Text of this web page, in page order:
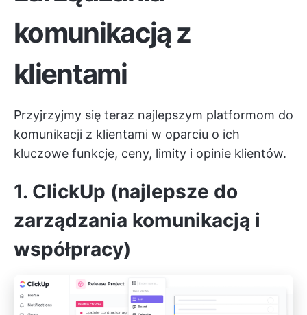
komunikacją z
klientami
Przyjrzyjmy się teraz najlepszym platformom do
komunikacji z klientami w oparciu o ich
kluczowe funkcje, ceny, limity i opinie klientów.
1. ClickUp (najlepsze do
zarządzania komunikacją i
współpracy)